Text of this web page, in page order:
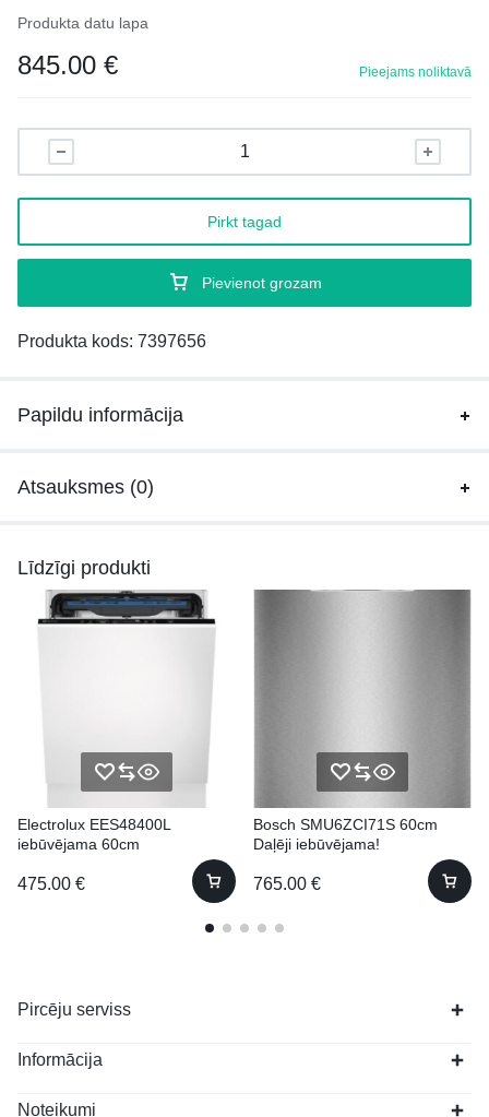
Produkta datu lapa
845.00 € Pieejams noliktavā
Pievienot grozam
Pirkt tagad
Produkta kods: 7397656
Papildu informācija
Atsauksmes (0)
Līdzīgi produkti
Electrolux EES48400L
iebūvējama 60cm
475.00 €
Bosch SMU6ZCI71S 60cm
Daļēji iebūvējama!
765.00 €
Pircēju serviss
Informācija
Noteikumi